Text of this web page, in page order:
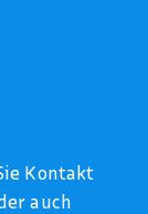
Kontakt
auch